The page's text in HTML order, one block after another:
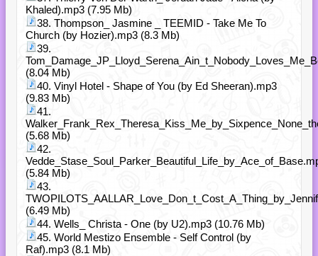
Khaled).mp3 (7.95 Mb)
38. Thompson_ Jasmine _ TEEMID - Take Me To
Church (by Hozier).mp3 (8.3 Mb)
39.
(8.04 Mb)
40. Vinyl Hotel - Shape of You (by Ed Sheeran).mp3
(9.83 Mb)
41.
(5.68 Mb)
42.
(5.84 Mb)
43.
(6.49 Mb)
44. Wells_ Christa - One (by U2).mp3 (10.76 Mb)
45. World Mestizo Ensemble - Self Control (by
Raf).mp3 (8.1 Mb)